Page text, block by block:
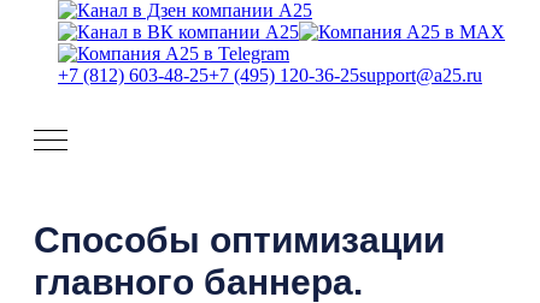
+7 (812) 603-48-25+7 (495) 120-36-25support@a25.ru
Способы оптимизации
главного баннера.